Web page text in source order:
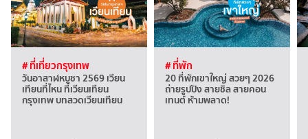
# ที่เที่ยวกรุงเทพ
วันอาสาฬหบูชา 2569 เวียน
เทียนที่ไหน ที่เวียนเทียน
กรุงเทพ บทสวดเวียนเทียน
# ที่พัก
20 ที่พักเขาใหญ่ สวยๆ 2026
ถ่ายรูปปัง สายชิล สายคอน
เทนต์ ห้ามพลาด!